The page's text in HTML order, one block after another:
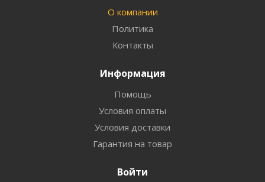
О компании
Политика
Контакты
Информация
Помощь
Условия оплаты
Условия доставки
Гарантия на товар
Войти